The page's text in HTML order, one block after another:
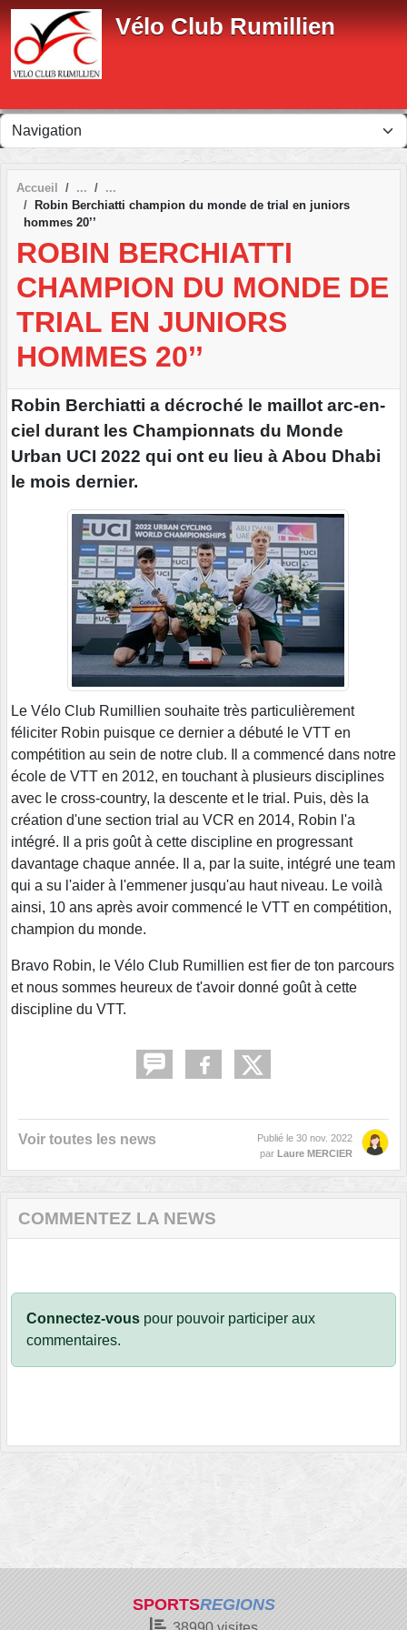
Vélo Club Rumillien
Accueil
Robin Berchiatti champion du monde de trial en juniors
hommes 20’’
ROBIN BERCHIATTI
CHAMPION DU MONDE DE
TRIAL EN JUNIORS
HOMMES 20’’
Robin Berchiatti a décroché le maillot arc-en-
ciel durant les Championnats du Monde
Urban UCI 2022 qui ont eu lieu à Abou Dhabi
le mois dernier.
Le Vélo Club Rumillien souhaite très particulièrement
féliciter Robin puisque ce dernier a débuté le VTT en
compétition au sein de notre club. Il a commencé dans notre
école de VTT en 2012, en touchant à plusieurs disciplines
avec le cross-country, la descente et le trial. Puis, dès la
création d'une section trial au VCR en 2014, Robin l'a
intégré. Il a pris goût à cette discipline en progressant
davantage chaque année. Il a, par la suite, intégré une team
qui a su l'aider à l'emmener jusqu'au haut niveau. Le voilà
ainsi, 10 ans après avoir commencé le VTT en compétition,
champion du monde.
Bravo Robin, le Vélo Club Rumillien est fier de ton parcours
et nous sommes heureux de t'avoir donné goût à cette
discipline du VTT.
Voir toutes les news Publié le 30 nov. 2022
par Laure MERCIER
COMMENTEZ LA NEWS
Connectez-vous pour pouvoir participer aux
commentaires.
SPORTSREGIONS
Panneau de gestion des cookies